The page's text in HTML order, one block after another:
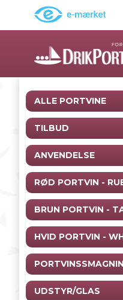
ALLE PORTVINE
TILBUD
ANVENDELSE
RØD PORTVIN -
BRUN PORTVIN -
HVID PORTVIN -
UDSTYR/GLAS